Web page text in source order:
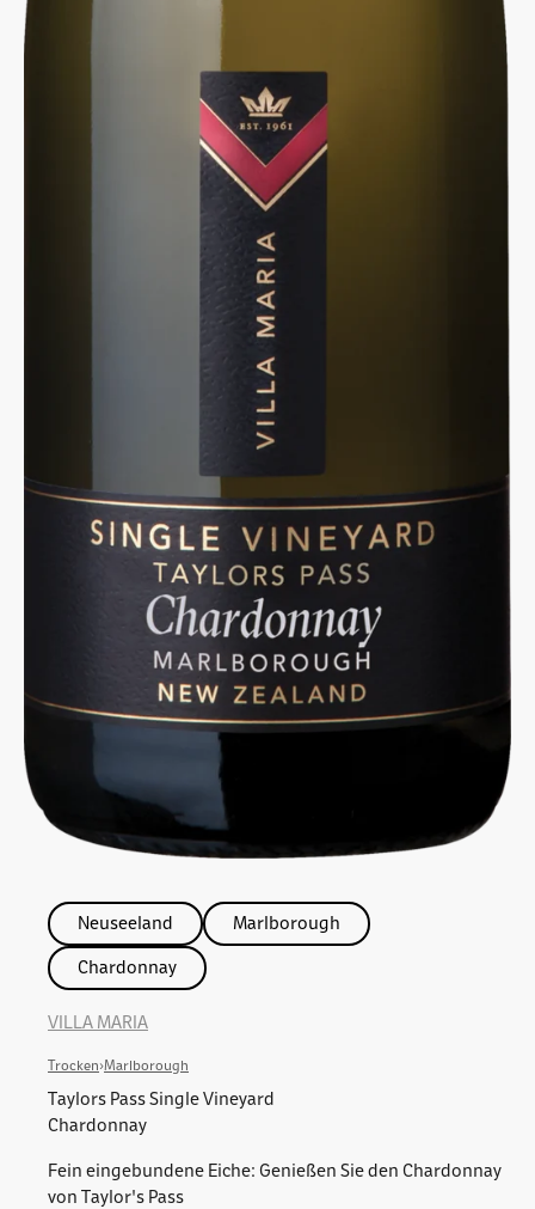
Neuseeland Marlborough
Chardonnay
VILLA MARIA
Trocken›Marlborough
Taylors Pass Single Vineyard
Chardonnay
Fein eingebundene Eiche: Genießen Sie den Chardonnay
von Taylor's Pass